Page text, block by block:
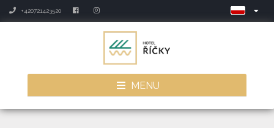
+420721423520
MENU